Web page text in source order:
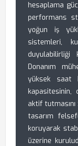
hesaplama
performans
yoğun iş
sistemleri,
duyulabilirliği
Donanım
yüksek saat
kapasitesinin,
aktif tutmasını
tasarım
koruyarak
üzerine